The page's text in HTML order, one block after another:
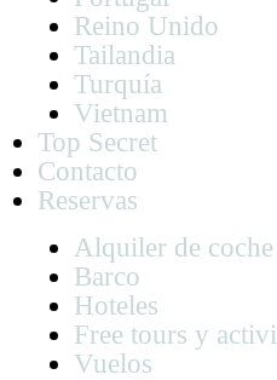
Reino Unido
Tailandia
Turquía
Vietnam
Top Secret
Contacto
Reservas
Alquiler de coche
Barco
Hoteles
Free tours y
Vuelos